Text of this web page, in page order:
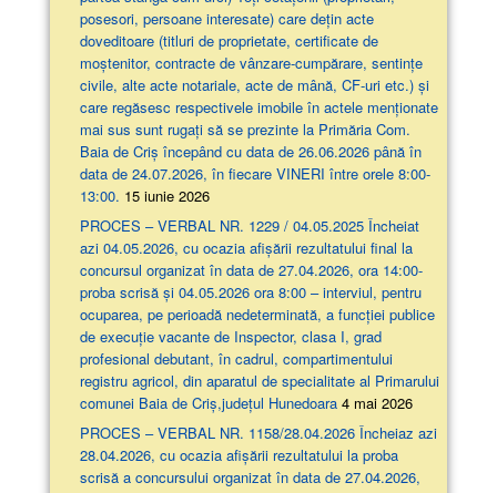
posesori, persoane interesate) care dețin acte
doveditoare (titluri de proprietate, certificate de
moștenitor, contracte de vânzare-cumpărare, sentințe
civile, alte acte notariale, acte de mână, CF-uri etc.) și
care regăsesc respectivele imobile în actele menționate
mai sus sunt rugați să se prezinte la Primăria Com.
Baia de Criș începând cu data de 26.06.2026 până în
data de 24.07.2026, în fiecare VINERI între orele 8:00-
13:00. 15 iunie 2026
PROCES – VERBAL NR. 1229 / 04.05.2025 Încheiat
azi 04.05.2026, cu ocazia afişării rezultatului final la
concursul organizat în data de 27.04.2026, ora 14:00-
proba scrisă şi 04.05.2026 ora 8:00 – interviul, pentru
ocuparea, pe perioadă nedeterminată, a funcției publice
de execuție vacante de Inspector, clasa I, grad
profesional debutant, în cadrul, compartimentului
registru agricol, din aparatul de specialitate al Primarului
comunei Baia de Criș,județul Hunedoara 4 mai 2026
PROCES – VERBAL NR. 1158/28.04.2026 Încheiaz azi
28.04.2026, cu ocazia afişării rezultatului la proba
scrisă a concursului organizat în data de 27.04.2026,